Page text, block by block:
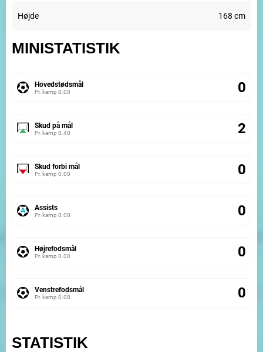
Højde 168 cm
MINISTATISTIK
Hovedstødsmål
Pr. kamp 0.00 0
Skud på mål
Pr. kamp 0.40 2
Skud forbi mål
Pr. kamp 0.00 0
Assists
Pr. kamp 0.00 0
Højrefodsmål
Pr. kamp 0.00 0
Venstrefodsmål
Pr. kamp 0.00 0
STATISTIK